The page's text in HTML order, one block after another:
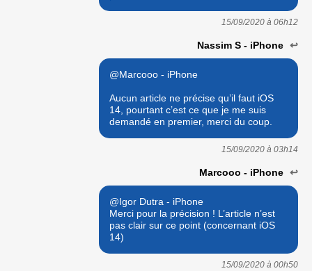
15/09/2020 à 06h12
Nassim S - iPhone ↩
@Marcooo - iPhone
Aucun article ne précise qu’il faut iOS
14, pourtant c’est ce que je me suis
demandé en premier, merci du coup.
15/09/2020 à 03h14
Marcooo - iPhone ↩
@Igor Dutra - iPhone
Merci pour la précision ! L’article n’est
pas clair sur ce point (concernant iOS
14)
15/09/2020 à 00h50